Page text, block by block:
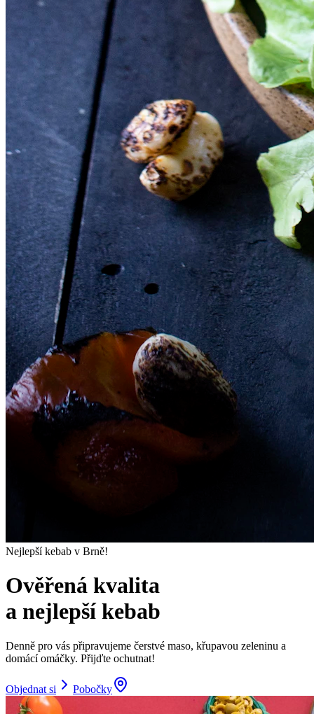
Nejlepší kebab v Brně!
Ověřená kvalita
a nejlepší kebab
Denně pro vás připravujeme čerstvé maso, křupavou zeleninu a
domácí omáčky. Přijďte ochutnat!
Objednat si Pobočky